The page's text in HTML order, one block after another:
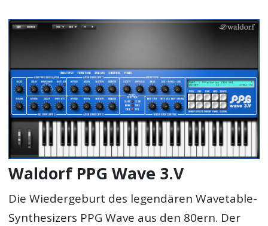
Waldorf PPG Wave 3.V
Die Wiedergeburt des legendären Wavetable-
Synthesizers PPG Wave aus den 80ern. Der